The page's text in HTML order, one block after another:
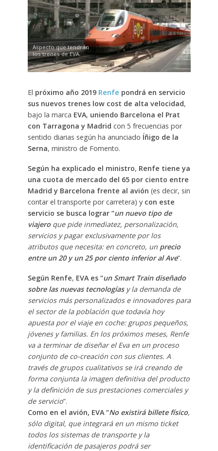
Aspecto que tendrán
los trenes de EVA.
El próximo año 2019 Renfe pondrá en servicio
sus nuevos trenes low cost de alta velocidad,
bajo la marca EVA, uniendo Barcelona el Prat
con Tarragona y Madrid con 5 frecuencias por
sentido diarias según ha anunciado Íñigo de la
Serna, ministro de Fomento.
Según ha explicado el ministro, Renfe tiene ya
una cuota de mercado del 65 por ciento entre
Madrid y Barcelona frente al avión (es decir, sin
contar el transporte por carretera) ycon este
servicio se busca lograr “un nuevo tipo de
viajeroque pide inmediatez, personalización,
servicios y pagar exclusivamente por los
atributos que necesita: en concreto, un precio
entre un 20 y un 25 por ciento inferior al Ave”.
Según Renfe, EVA es “un Smart Train diseñado
sobre las nuevas tecnologíasy la demanda de
servicios más personalizados e innovadores para
el sector de la población que todavía hoy
apuesta por el viaje en coche: grupos pequeños,
jóvenes y familias. En los próximos meses, Renfe
va a terminar de diseñar el Eva en un proceso
conjunto de co-creación con sus clientes. A
través de grupos cualitativos se irá creando de
forma conjunta la imagen definitiva del producto
y la definición de sus prestaciones comerciales y
de servicio”.
Como en el avión, EVA “No existirá billete físico,
sólo digital, que integrará en un mismo ticket
todos los sistemas de transporte y la
identificación de pasajeros podrá ser